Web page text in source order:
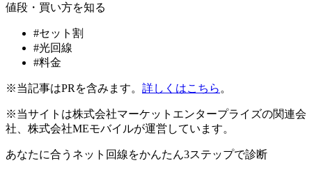
値段・買い方を知る
#セット割
#光回線
#料金
※当記事はPRを含みます。 詳しくはこちら。
※当サイトは株式会社マーケットエンタープライズの関連会
社、株式会社MEモバイルが運営しています。
あなたに合うネット回線をかんたん3ステップで診断